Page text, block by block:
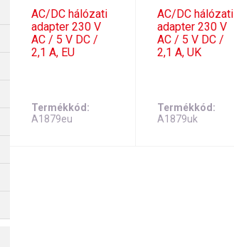
AC/DC hálózati
adapter 230 V
AC / 5 V DC /
2,1 A, EU
Termékkód
A1879eu
AC/DC hálózati
adapter 230 V
AC / 5 V DC /
2,1 A, UK
Termékkód
A1879uk